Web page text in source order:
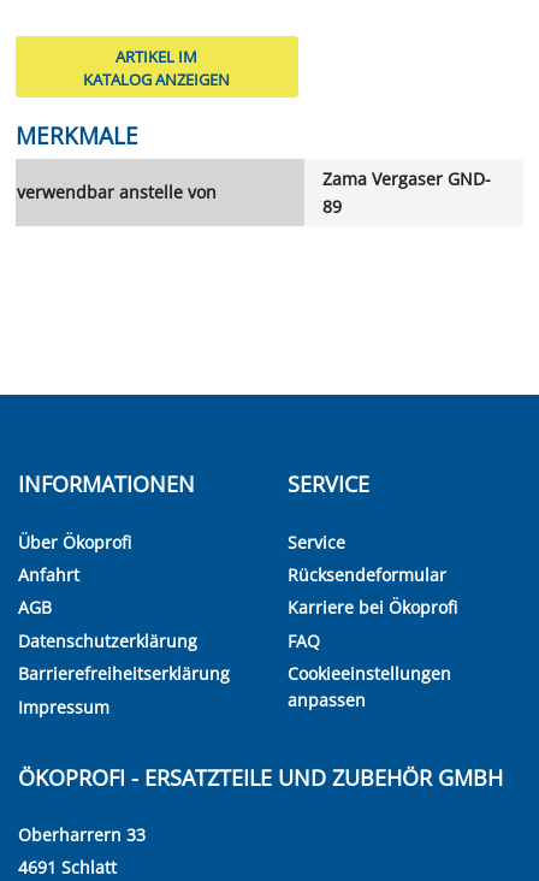
ARTIKEL IM
KATALOG ANZEIGEN
MERKMALE
verwendbar anstelle von
Zama Vergaser GND-
89
INFORMATIONEN
Über Ökoprofi
Anfahrt
AGB
Datenschutzerklärung
Barrierefreiheitserklärung
Impressum
SERVICE
Service
Rücksendeformular
Karriere bei Ökoprofi
FAQ
Cookieeinstellungen
anpassen
ÖKOPROFI - ERSATZTEILE UND ZUBEHÖR GMBH
Oberharrern 33
4691 Schlatt